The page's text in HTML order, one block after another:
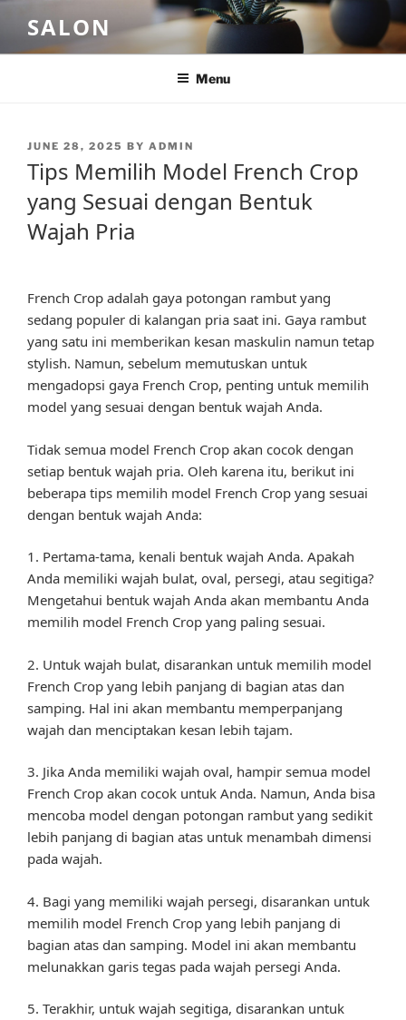
content
SALON
Menu
POSTED
ON
JUNE 28, 2025 BY ADMIN
Tips Memilih Model French Crop
yang Sesuai dengan Bentuk
Wajah Pria
French Crop adalah gaya potongan rambut yang
sedang populer di kalangan pria saat ini. Gaya rambut
yang satu ini memberikan kesan maskulin namun tetap
stylish. Namun, sebelum memutuskan untuk
mengadopsi gaya French Crop, penting untuk memilih
model yang sesuai dengan bentuk wajah Anda.
Tidak semua model French Crop akan cocok dengan
setiap bentuk wajah pria. Oleh karena itu, berikut ini
beberapa tips memilih model French Crop yang sesuai
dengan bentuk wajah Anda:
1. Pertama-tama, kenali bentuk wajah Anda. Apakah
Anda memiliki wajah bulat, oval, persegi, atau segitiga?
Mengetahui bentuk wajah Anda akan membantu Anda
memilih model French Crop yang paling sesuai.
2. Untuk wajah bulat, disarankan untuk memilih model
French Crop yang lebih panjang di bagian atas dan
samping. Hal ini akan membantu memperpanjang
wajah dan menciptakan kesan lebih tajam.
3. Jika Anda memiliki wajah oval, hampir semua model
French Crop akan cocok untuk Anda. Namun, Anda bisa
mencoba model dengan potongan rambut yang sedikit
lebih panjang di bagian atas untuk menambah dimensi
pada wajah.
4. Bagi yang memiliki wajah persegi, disarankan untuk
memilih model French Crop yang lebih panjang di
bagian atas dan samping. Model ini akan membantu
melunakkan garis tegas pada wajah persegi Anda.
5. Terakhir, untuk wajah segitiga, disarankan untuk